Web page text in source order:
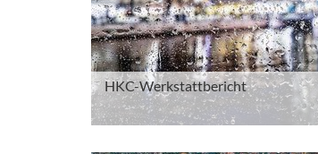
HKC-Werkstattbericht